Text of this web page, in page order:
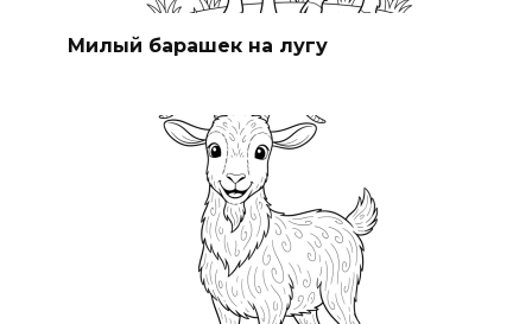
Милый барашек на лугу